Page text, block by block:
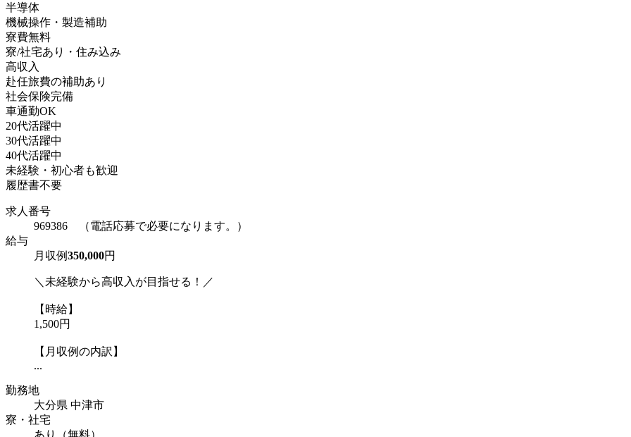
半導体
機械操作・製造補助
寮費無料
寮/社宅あり・住み込み
高収入
赴任旅費の補助あり
社会保険完備
車通勤OK
20代活躍中
30代活躍中
40代活躍中
未経験・初心者も歓迎
履歴書不要
求人番号
969386 （電話応募で必要になります。）
給与
月収例350,000円
＼未経験から高収入が目指せる！／
【時給】
1,500円
【月収例の内訳】
...
勤務地
大分県 中津市
寮・社宅